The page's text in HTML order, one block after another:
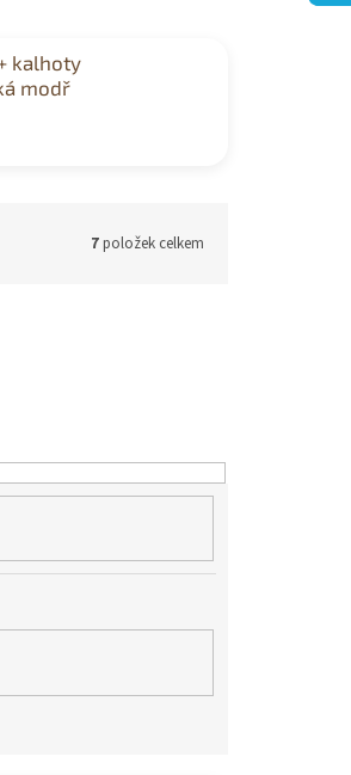
kalhoty
modř
7položek celkem